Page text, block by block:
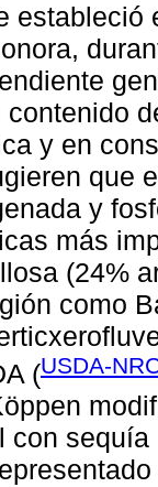
estableció
y en
que
y
más
(24%
como
(USDA-
con